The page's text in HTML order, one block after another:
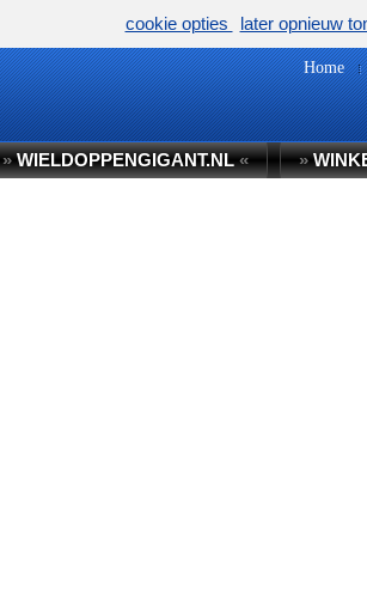
Home
»WIELDOPPENGIGANT.NL« »
cookie opties later opnieuw